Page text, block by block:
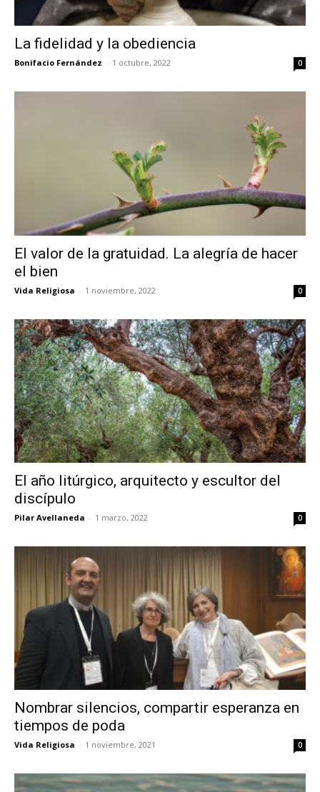
La fidelidad y la obediencia
Bonifacio Fernández - 1 octubre, 2022 0
El valor de la gratuidad. La alegría de hacer
el bien
Vida Religiosa - 1 noviembre, 2022 0
El año litúrgico, arquitecto y escultor del
discípulo
Pilar Avellaneda - 1 marzo, 2022 0
Nombrar silencios, compartir esperanza en
tiempos de poda
Vida Religiosa - 1 noviembre, 2021 0